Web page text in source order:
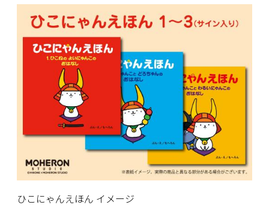
ひこにゃんえほん イメージ